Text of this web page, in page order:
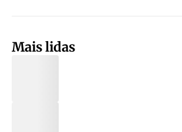
Mais lidas